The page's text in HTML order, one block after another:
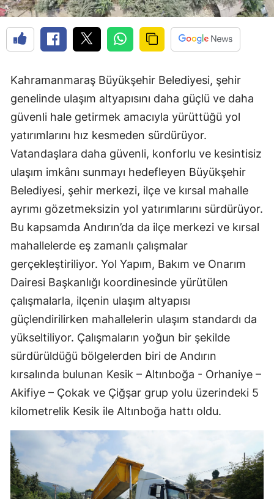
Kahramanmaraş Büyükşehir Belediyesi, şehir
genelinde ulaşım altyapısını daha güçlü ve daha
güvenli hale getirmek amacıyla yürüttüğü yol
yatırımlarını hız kesmeden sürdürüyor.
Vatandaşlara daha güvenli, konforlu ve kesintisiz
ulaşım imkânı sunmayı hedefleyen Büyükşehir
Belediyesi, şehir merkezi, ilçe ve kırsal mahalle
ayrımı gözetmeksizin yol yatırımlarını sürdürüyor.
Bu kapsamda Andırın’da da ilçe merkezi ve kırsal
mahallelerde eş zamanlı çalışmalar
gerçekleştiriliyor. Yol Yapım, Bakım ve Onarım
Dairesi Başkanlığı koordinesinde yürütülen
çalışmalarla, ilçenin ulaşım altyapısı
güçlendirilirken mahallelerin ulaşım standardı da
yükseltiliyor. Çalışmaların yoğun bir şekilde
sürdürüldüğü bölgelerden biri de Andırın
kırsalında bulunan Kesik – Altınboğa - Orhaniye –
Akifiye – Çokak ve Çiğşar grup yolu üzerindeki 5
kilometrelik Kesik ile Altınboğa hattı oldu.